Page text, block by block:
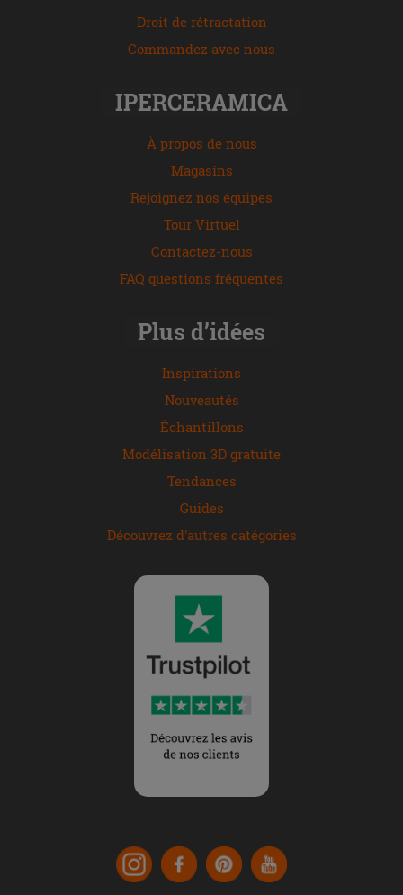
Droit de rétractation
Commandez avec nous
IPERCERAMICA
À propos de nous
Magasins
Rejoignez nos équipes
Tour Virtuel
Contactez-nous
FAQ questions fréquentes
Plus d’idées
Inspirations
Nouveautés
Échantillons
Modélisation 3D gratuite
Tendances
Guides
Découvrez d'autres catégories